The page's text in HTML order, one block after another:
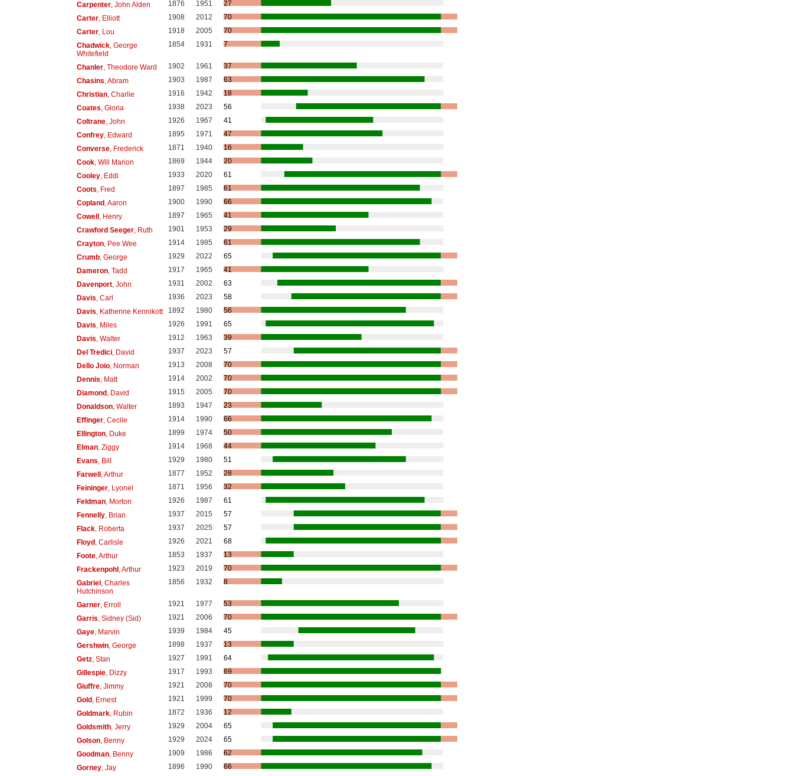
Carpenter, John Alden 1876 1951
27
Carter, Elliott 1908 2012
70
Carter, Lou 1918 2005
70
Chadwick, George
Whitefield
1854 1931 7
Chanler, Theodore Ward 1902 1961
37
Chasins, Abram 1903 1987
63
Christian, Charlie 1916 1942
18
Coates, Gloria 1938 2023
56
Coltrane, John 1926 1967
41
Confrey, Edward 1895 1971
47
Converse, Frederick 1871 1940
16
Cook, Will Marion 1869 1944
20
Cooley, Eddi 1933 2020
61
Coots, Fred 1897 1985
61
Copland , Aaron 1900 1990
66
Cowell , Henry 1897 1965
41
Crawford Seeger, Ruth 1901 1953
29
Crayton, Pee Wee 1914 1985
61
Crumb, George 1929 2022
65
Dameron, Tadd 1917 1965
41
Davenport, John 1931 2002
63
Davis, Carl 1936 2023
58
Davis, Katherine Kennikott 1892 1980
56
Davis, Miles 1926 1991
65
Davis, Walter 1912 1963
39
Del Tredici, David 1937 2023
57
Dello Joio, Norman 1913 2008
70
Dennis, Matt 1914 2002
70
Diamond , David 1915 2005
70
Donaldson, Walter 1893 1947
23
Effinger, Cecile 1914 1990
66
Ellington, Duke 1899 1974
50
Elman, Ziggy 1914 1968
44
Evans, Bill 1929 1980
51
Farwell , Arthur 1877 1952
28
Feininger, Lyonel 1871 1956
32
Feldman, Morton 1926 1987
61
Fennelly, Brian 1937 2015
57
Flack, Roberta 1937 2025
57
Floyd , Carlisle 1926 2021
68
Foote, Arthur 1853 1937
13
Frackenpohl , Arthur 1923 2019
70
Gabriel , Charles
Hutchinson
1856 1932 8
Garner, Erroll 1921 1977
53
Garris, Sidney (Sid) 1921 2006
70
Gaye, Marvin 1939 1984
45
Gershwin, George 1898 1937
13
Getz, Stan 1927 1991
64
Gillespie, Dizzy 1917 1993
69
Giuffre, Jimmy 1921 2008
70
Gold , Ernest 1921 1999
70
Goldmark, Rubin 1872 1936
12
Goldsmith, Jerry 1929 2004
65
Golson, Benny 1929 2024
65
Goodman, Benny 1909 1986
62
Gorney, Jay 1896 1990
66